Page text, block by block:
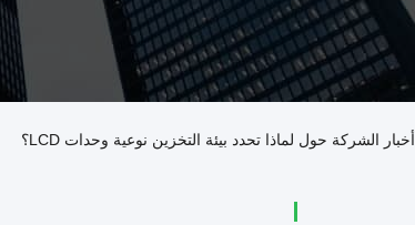
أخبار الشركة حول لماذا تحدد بيئة التخزين نوعية وحدات LCD؟